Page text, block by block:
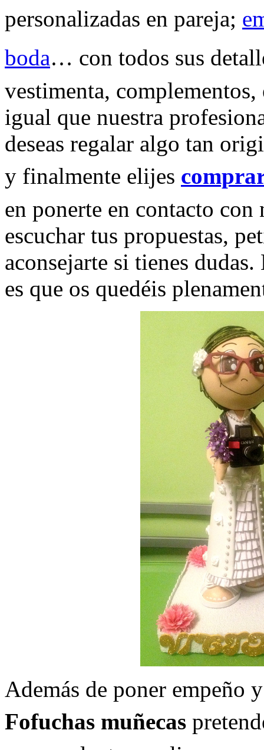
personalizadas en pareja;
boda… con todos sus
vestimenta,
igual que nuestra
deseas regalar algo tan
y finalmente elijes
en ponerte en contacto con
escuchar tus propuestas,
aconsejarte si tienes
es que os quedéis
Además de poner empeño
Fofuchas muñecas